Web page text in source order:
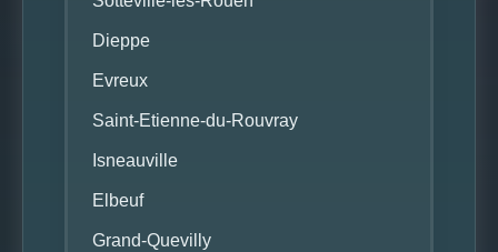
Dieppe
Evreux
Saint-Etienne-du-Rouvray
Isneauville
Elbeuf
Grand-Quevilly